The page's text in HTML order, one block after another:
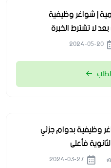
| شواغر وظيفية
لا تشترط الخبرة
وظيفية بدوام جزئي
فأعلى